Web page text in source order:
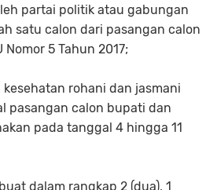
partai politik atau gabungan
satu calon dari pasangan calon
Nomor 5 Tahun 2017;
rohani dan jasmani
pasangan calon bupati dan
pada tanggal 4 hingga 11
dalam rangkap 2 (dua), 1